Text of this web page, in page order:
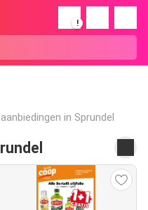
!
in Sprundel